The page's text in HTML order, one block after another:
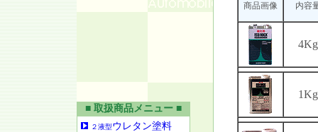
商品画像 内容
4Kg
1Kg
■ 取扱商品メニュー ■
２液型ウレタン塗料